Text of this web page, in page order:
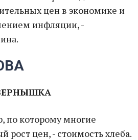
цен в экономике и
инфляции, -
по которому многие
рост цен, - стоимость хлеба.